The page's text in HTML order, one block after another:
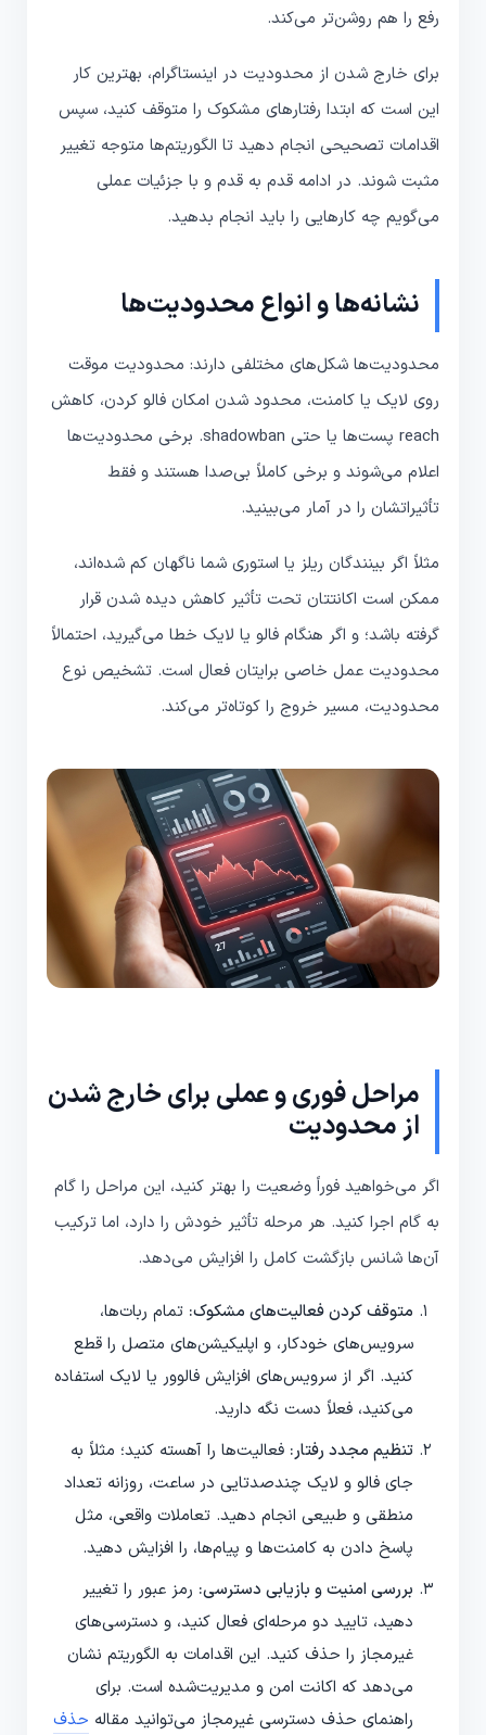
رفع را هم روشن‌تر می‌کند.
برای خارج شدن از محدودیت در اینستاگرام، بهترین کار
این است که ابتدا رفتارهای مشکوک را متوقف کنید، سپس
اقدامات تصحیحی انجام دهید تا الگوریتم‌ها متوجه تغییر
مثبت شوند. در ادامه قدم به قدم و با جزئیات عملی
می‌گویم چه کارهایی را باید انجام بدهید.
نشانه‌ها و انواع محدودیت‌ها
محدودیت‌ها شکل‌های مختلفی دارند: محدودیت موقت
روی لایک یا کامنت، محدود شدن امکان فالو کردن، کاهش
reach پست‌ها یا حتی shadowban. برخی محدودیت‌ها
اعلام می‌شوند و برخی کاملاً بی‌صدا هستند و فقط
تأثیراتشان را در آمار می‌بینید.
مثلاً اگر بینندگان ریلز یا استوری شما ناگهان کم شده‌اند،
ممکن است اکانتتان تحت تأثیر کاهش دیده شدن قرار
گرفته باشد؛ و اگر هنگام فالو یا لایک خطا می‌گیرید، احتمالاً
محدودیت عمل خاصی برایتان فعال است. تشخیص نوع
محدودیت، مسیر خروج را کوتاه‌تر می‌کند.
مراحل فوری و عملی برای خارج شدن
از محدودیت
اگر می‌خواهید فوراً وضعیت را بهتر کنید، این مراحل را گام
به گام اجرا کنید. هر مرحله تأثیر خودش را دارد، اما ترکیب
آن‌ها شانس بازگشت کامل را افزایش می‌دهد.
متوقف کردن فعالیت‌های مشکوک: تمام ربات‌ها،
سرویس‌های خودکار، و اپلیکیشن‌های متصل را قطع
کنید. اگر از سرویس‌های افزایش فالوور یا لایک استفاده
می‌کنید، فعلاً دست نگه دارید.
تنظیم مجدد رفتار: فعالیت‌ها را آهسته کنید؛ مثلاً به
جای فالو و لایک چندصدتایی در ساعت، روزانه تعداد
منطقی و طبیعی انجام دهید. تعاملات واقعی، مثل
پاسخ دادن به کامنت‌ها و پیام‌ها، را افزایش دهید.
بررسی امنیت و بازیابی دسترسی: رمز عبور را تغییر
دهید، تایید دو مرحله‌ای فعال کنید، و دسترسی‌های
غیرمجاز را حذف کنید. این اقدامات به الگوریتم نشان
می‌دهد که اکانت امن و مدیریت‌شده است. برای
راهنمای حذف دسترسی غیرمجاز می‌توانید مقاله حذف